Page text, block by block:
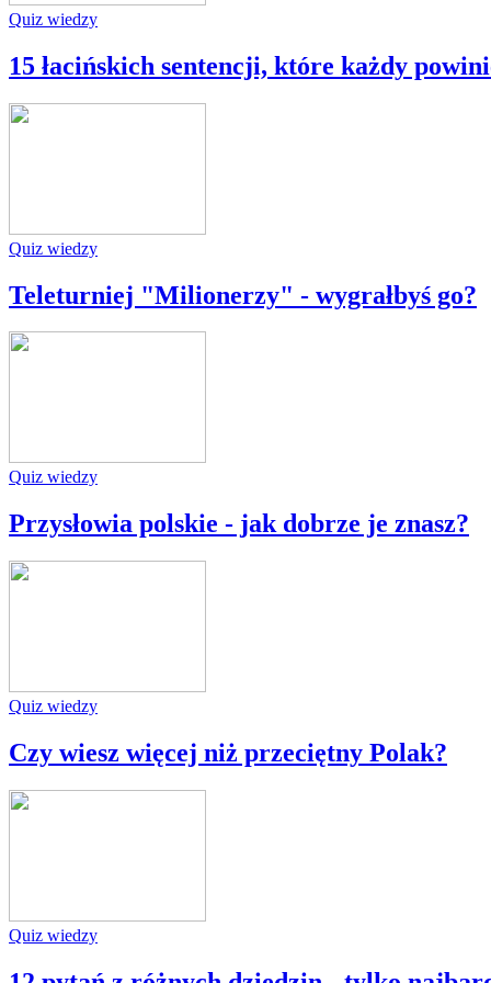
Quiz wiedzy
15 łacińskich sentencji, które każdy
Quiz wiedzy
Teleturniej "Milionerzy" - wygrałbyś go?
Quiz wiedzy
Przysłowia polskie - jak dobrze je znasz?
Quiz wiedzy
Czy wiesz więcej niż przeciętny Polak?
Quiz wiedzy